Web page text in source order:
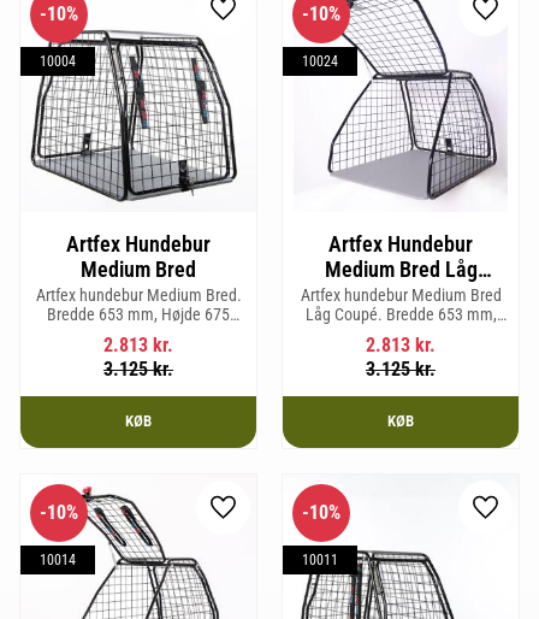
Artfex Hundebur
Medium Bred
Artfex hundebur Medium Bred.
Bredde 653 mm, Højde 675
mm, Dybde 830 mm og vægt
19,7 kg.
2.813 kr.
3.125kr.
10%
10004
Gem som favorit
KØB
Artfex Hundebur
Medium Bred Låg
Coupé
Artfex hundebur Medium Bred
Låg Coupé. Bredde 653 mm,
Højde 580 mm, Dybde 830 mm
og vægt 17,5 kg.
2.813 kr.
3.125kr.
10%
10024
Gem
KØB
10%
10014
Gem som favorit
10%
10011
Gem